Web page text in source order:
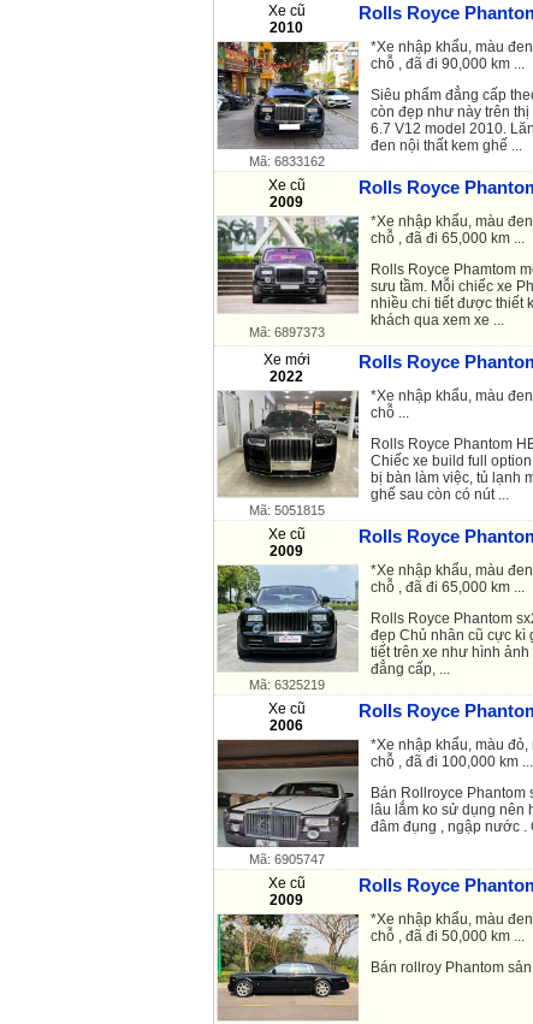
Xe cũ
2010
Rolls Royce
Mã: 6833162
*Xe nhập khẩu, màu
chỗ , đã đi 90,000 km ...
Siêu phẩm đẳng cấp
còn đẹp như này trên
6.7 V12 model 2010.
đen nội thất kem ghế ...
Xe cũ
2009
Rolls Royce
Mã: 6897373
*Xe nhập khẩu, màu
chỗ , đã đi 65,000 km ...
Rolls Royce Phamtom
sưu tầm. Mỗi chiếc xe
nhiều chi tiết được thiết
khách qua xem xe ...
Xe mới
2022
Rolls Royce
Mã: 5051815
*Xe nhập khẩu, màu
chỗ ...
Rolls Royce Phantom
Chiếc xe build full
bị bàn làm việc, tủ lạnh
ghế sau còn có nút ...
Xe cũ
2009
Rolls Royce
Mã: 6325219
*Xe nhập khẩu, màu
chỗ , đã đi 65,000 km ...
Rolls Royce Phantom
đẹp Chủ nhân cũ cực kì
tiết trên xe như hình
đẳng cấp, ...
Xe cũ
2006
Rolls Royce
Mã: 6905747
*Xe nhập khẩu, màu
chỗ , đã đi 100,000 km ...
Bán Rollroyce Phantom
lâu lắm ko sử dụng nên
đâm đụng , ngập nước
Xe cũ
2009
Rolls Royce
*Xe nhập khẩu, màu
chỗ , đã đi 50,000 km ...
Bán rollroy Phantom